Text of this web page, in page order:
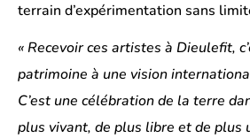
terrain d’expérimentation sans
« Recevoir ces artistes à Dieulefit,
patrimoine à une vision
C’est une célébration de la terre
plus vivant, de plus libre et de plus